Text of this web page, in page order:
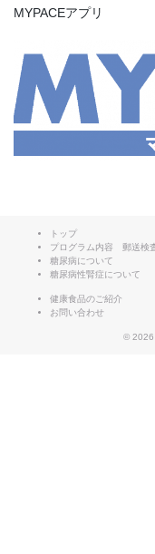
MYPACEアプリ
トップ
プログラム内容 郵送検
糖尿病について
糖尿病性腎症について
健康食品のご紹介
お問い合わせ
© 2026